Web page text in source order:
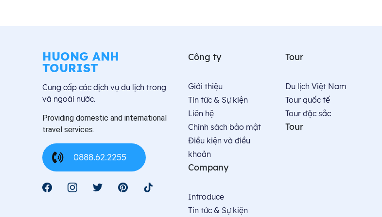
HUONG ANH
TOURIST
Cung cấp các dịch vụ du lịch trong
và ngoài nước.
Providing domestic and international
travel services.
0888.62.2255
Công ty
Giới thiệu
Tin tức & Sự kiện
Liên hệ
Chính sách bảo mật
Điều kiện và điều
khoản
Company
Introduce
Tin tức & Sự kiện
Tour
Du lịch Việt Nam
Tour quốc tế
Tour đặc sắc
Tour